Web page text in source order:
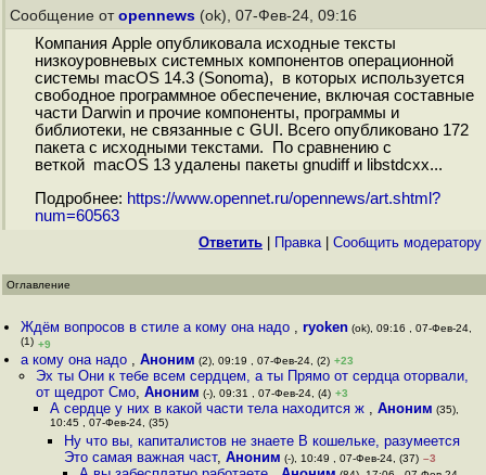
Сообщение от opennews (ok), 07-Фев-24, 09:16
Компания Apple опубликовала исходные тексты
низкоуровневых системных компонентов операционной
системы macOS 14.3 (Sonoma), в которых используется
свободное программное обеспечение, включая составные
части Darwin и прочие компоненты, программы и
библиотеки, не связанные с GUI. Всего опубликовано 172
пакета с исходными текстами. По сравнению с
веткой macOS 13 удалены пакеты gnudiff и libstdcxx...
Подробнее: https://www.opennet.ru/opennews/art.shtml?
num=60563
Ответить Правка| Cообщить модератору
Оглавление
Ждём вопросов в стиле а кому она надо ,ryoken (ok), 09:16 , 07-Фев-24,
(1) +9
а кому она надо ,Аноним (2), 09:19 , 07-Фев-24, (2) +23
Эх ты Они к тебе всем сердцем, а ты Прямо от сердца оторвали,
от щедрот Смо, Аноним (-), 09:31 , 07-Фев-24, (4) +3
А сердце у них в какой части тела находится ж , Аноним (35),
10:45 , 07-Фев-24, (35)
Ну что вы, капиталистов не знаете В кошельке, разумеется
Это самая важная част,Аноним (-), 10:49 , 07-Фев-24, (37) –3